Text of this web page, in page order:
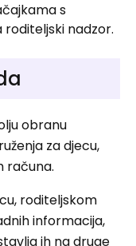
s
nadzor.
obranu
za djecu,
računa.
roditeljskom
informacija,
ih na druge